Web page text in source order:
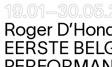
Roger
EERSTE